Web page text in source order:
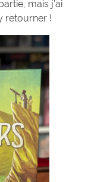
mais j’ai
retourner !